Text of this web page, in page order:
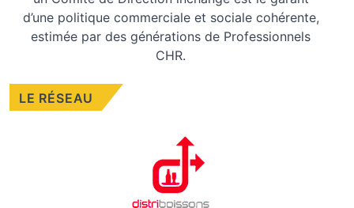
d’une politique commerciale et sociale cohérente,
estimée par des générations de Professionnels
CHR.
LE RÉSEAU